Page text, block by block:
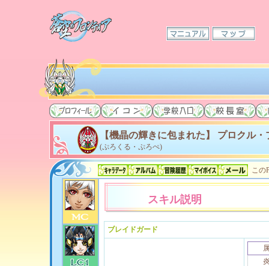
【機晶の輝きに包まれた】 プロクル・
(ぷろくる・ぷろぺ)
この
スキル説明
ブレイドガード